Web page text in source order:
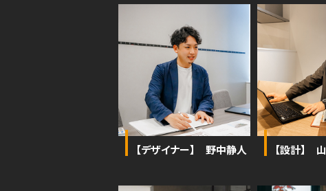
【デザイナー】 野中静人 【設計】